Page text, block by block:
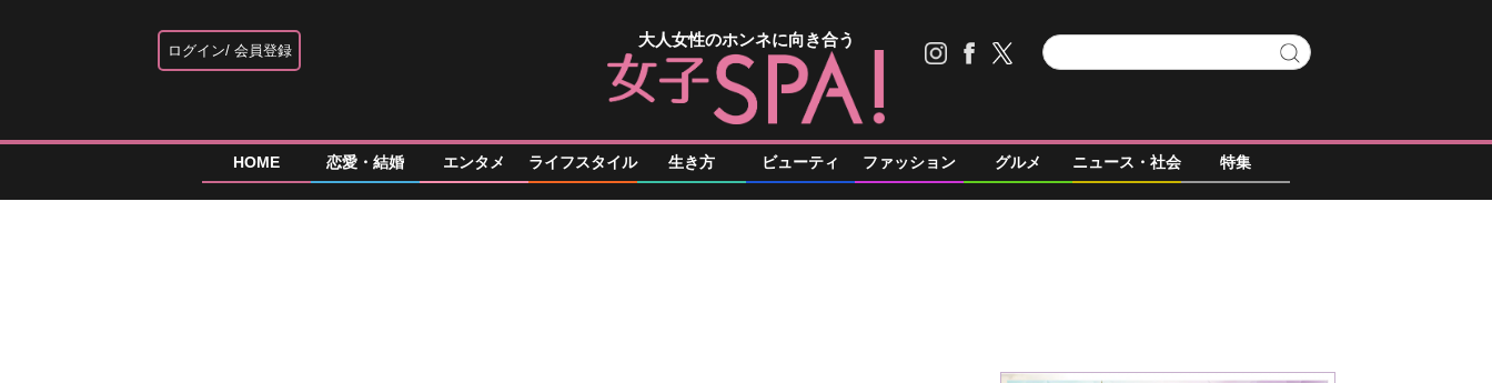
ログイン 会員登録
大人女性のホンネに向き合う
HOME 恋愛・結婚 エンタメ ライフスタイル 生き方 ビューティ ファッション グルメ ニュース・社会 特集